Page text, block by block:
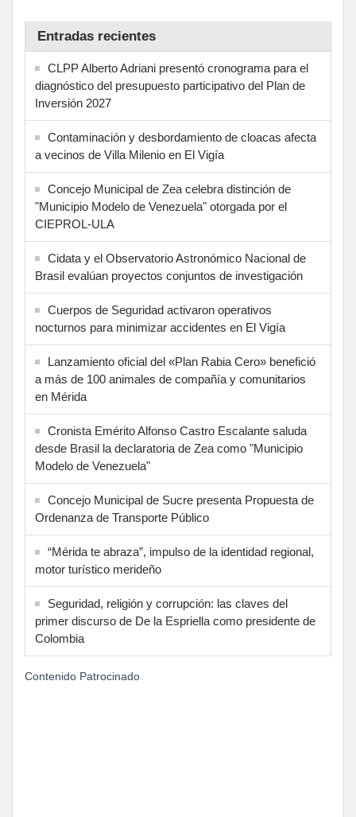
Entradas recientes
CLPP Alberto Adriani presentó cronograma para el
diagnóstico del presupuesto participativo del Plan de
Inversión 2027
Contaminación y desbordamiento de cloacas afecta
a vecinos de Villa Milenio en El Vigía
Concejo Municipal de Zea celebra distinción de
"Municipio Modelo de Venezuela" otorgada por el
CIEPROL-ULA
Cidata y el Observatorio Astronómico Nacional de
Brasil evalúan proyectos conjuntos de investigación
Cuerpos de Seguridad activaron operativos
nocturnos para minimizar accidentes en El Vigía
Lanzamiento oficial del «Plan Rabia Cero» benefició
a más de 100 animales de compañía y comunitarios
en Mérida
Cronista Emérito Alfonso Castro Escalante saluda
desde Brasil la declaratoria de Zea como "Municipio
Modelo de Venezuela"
Concejo Municipal de Sucre presenta Propuesta de
Ordenanza de Transporte Público
“Mérida te abraza”, impulso de la identidad regional,
motor turístico merideño
Seguridad, religión y corrupción: las claves del
primer discurso de De la Espriella como presidente de
Colombia
Contenido Patrocinado